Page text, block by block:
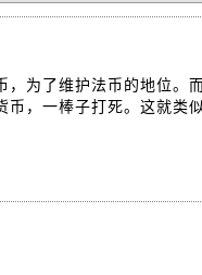
，为了维护法币的地位
，一棒子打死。这就